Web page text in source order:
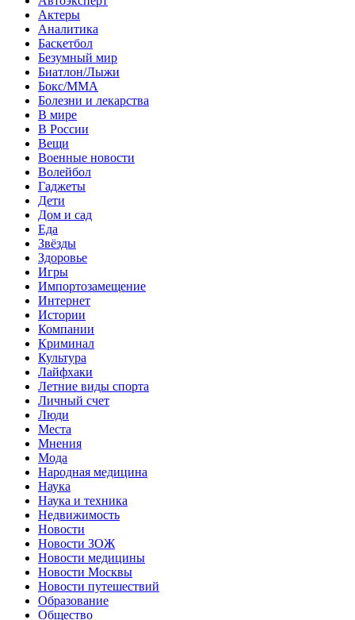
Актеры
Аналитика
Баскетбол
Безумный мир
Биатлон/Лыжи
Бокс/MMA
Болезни и лекарства
В мире
В России
Вещи
Военные новости
Волейбол
Гаджеты
Дети
Дом и сад
Еда
Звёзды
Здоровье
Игры
Импортозамещение
Интернет
Истории
Компании
Криминал
Культура
Лайфхаки
Летние виды спорта
Личный счет
Люди
Места
Мнения
Мода
Народная медицина
Наука
Наука и техника
Недвижимость
Новости
Новости ЗОЖ
Новости медицины
Новости Москвы
Новости путешествий
Образование
Общество